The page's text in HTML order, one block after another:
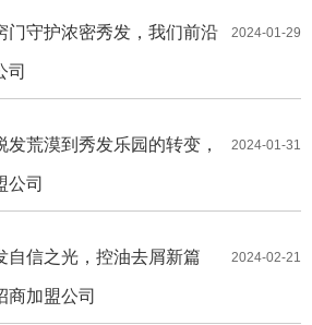
2024-01-29
门守护浓密秀发，我们前沿
司
2024-01-31
荒漠到秀发乐园的转变，
公司
2024-02-21
自信之光，控油去屑新篇
商加盟公司